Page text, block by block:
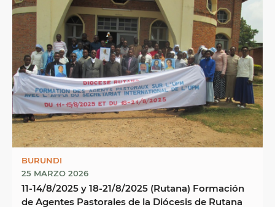
BURUNDI
25 MARZO 2026
11-14/8/2025 y 18-21/8/2025 (Rutana) Formación
de Agentes Pastorales de la Diócesis de Rutana